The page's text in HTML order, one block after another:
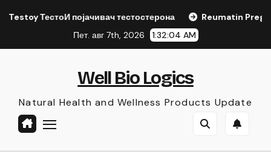
ТестоИ појачивач тестостерона
Reumatin
Пет. авг 7th, 2026
1:32:04 AM
Well Bio Logics
Natural Health and Wellness Products Update